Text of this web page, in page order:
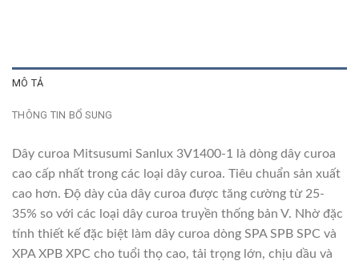
MÔ TẢ
THÔNG TIN BỔ SUNG
Dây curoa Mitsusumi Sanlux 3V1400-1 là dòng dây curoa
cao cấp nhất trong các loại dây curoa. Tiêu chuẩn sản xuất
cao hơn. Độ dày của dây curoa được tăng cường từ 25-
35% so với các loại dây curoa truyền thống bản V. Nhờ đặc
tính thiết kế đặc biệt làm dây curoa dòng SPA SPB SPC và
XPA XPB XPC cho tuổi thọ cao, tải trọng lớn, chịu dầu và